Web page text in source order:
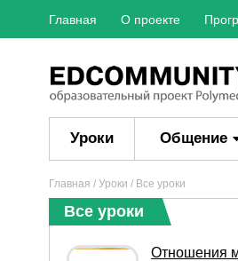
Главная О проекте
Уроки Общение
Главная / Уроки / Все уроки
Все уроки
Отношения